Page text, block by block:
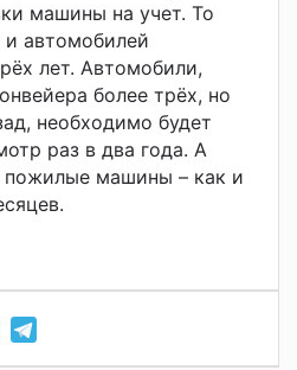
машины на учет. То
автомобилей
лет. Автомобили,
более трёх, но
необходимо будет
раз в два года. А
пожилые машины – как и